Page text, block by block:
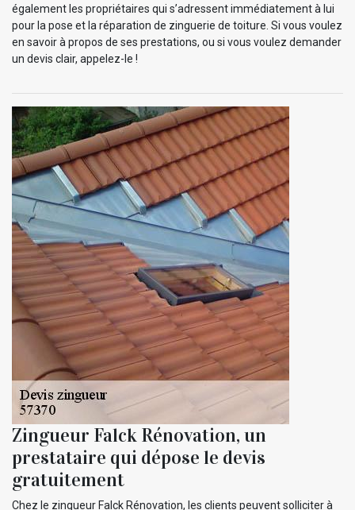
également les propriétaires qui s’adressent immédiatement à lui
pour la pose et la réparation de zinguerie de toiture. Si vous voulez
en savoir à propos de ses prestations, ou si vous voulez demander
un devis clair, appelez-le !
Zingueur Falck Rénovation, un
prestataire qui dépose le devis
gratuitement
Chez le zingueur Falck Rénovation, les clients peuvent solliciter à